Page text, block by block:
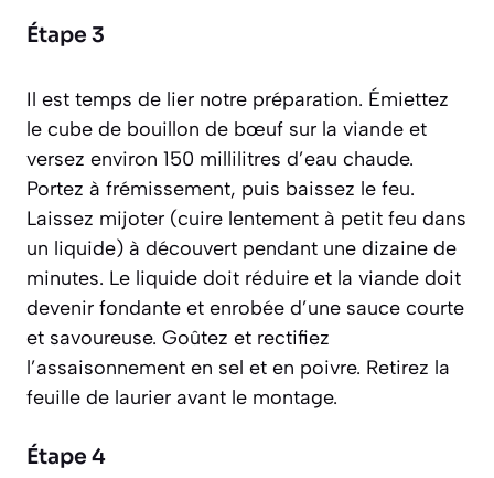
Étape 3
Il est temps de lier notre préparation. Émiettez
le cube de bouillon de bœuf sur la viande et
versez environ 150 millilitres d’eau chaude.
Portez à frémissement, puis baissez le feu.
Laissez mijoter (cuire lentement à petit feu dans
un liquide) à découvert pendant une dizaine de
minutes. Le liquide doit réduire et la viande doit
devenir fondante et enrobée d’une sauce courte
et savoureuse. Goûtez et rectifiez
l’assaisonnement en sel et en poivre. Retirez la
feuille de laurier avant le montage.
Étape 4